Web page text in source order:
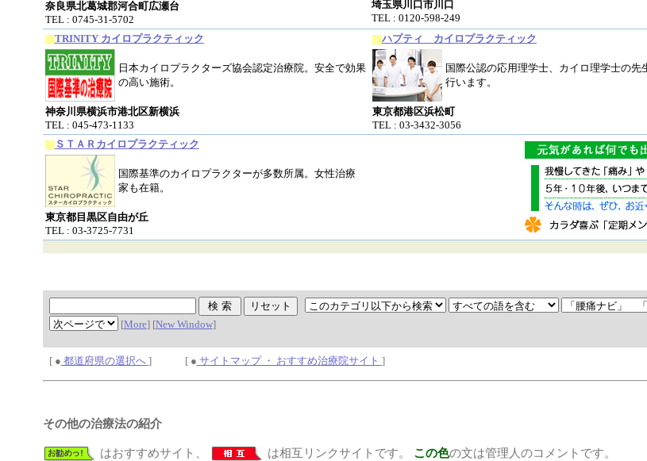
奈良県北葛城郡河合町広瀬台
TEL : 0745-31-5702
埼玉県川口市川口
TEL : 0120-598-249
TRINITY カイロプラクティック
日本カイロプラクターズ協会認定治療院。安全で効果
の高い施術。
神奈川県横浜市港北区新横浜
TEL : 045-473-1133
ハプティ カイロプラクティック
国際公認の応用理学士、カイロ理学士の先
行います。
東京都港区浜松町
TEL : 03-3432-3056
ＳＴＡＲカイロプラクティック
国際基準のカイロプラクターが多数所属。女性治療
家も在籍。
東京都目黒区自由が丘
TEL : 03-3725-7731
[More] [New Window]
[ ● 都道府県の選択へ ] [ ● サイトマップ ・ おすすめ治療院サイト ]
その他の治療法の紹介
はおすすめサイト、 は相互リンクサイトです。 この色の文は管理人のコメントです。